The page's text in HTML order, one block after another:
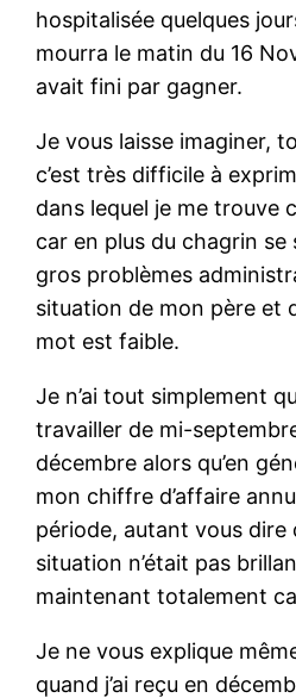
hospitalisée quelques
mourra le matin du 16
avait fini par gagner.
Je vous laisse imaginer,
c’est très difficile à
dans lequel je me trouve
car en plus du chagrin se
gros problèmes
situation de mon père et
mot est faible.
Je n’ai tout simplement
travailler de mi-
décembre alors qu’en
mon chiffre d’affaire
période, autant vous dire
situation n’était pas
maintenant totalement
Je ne vous explique
quand j’ai reçu en